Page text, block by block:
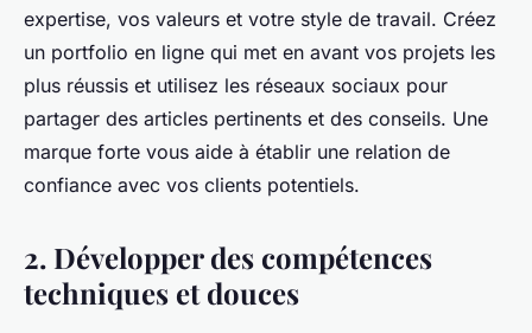
expertise, vos valeurs et votre style de travail. Créez
un portfolio en ligne qui met en avant vos projets les
plus réussis et utilisez les réseaux sociaux pour
partager des articles pertinents et des conseils. Une
marque forte vous aide à établir une relation de
confiance avec vos clients potentiels.
2. Développer des compétences
techniques et douces